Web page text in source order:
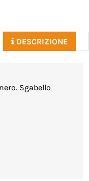
DESCRIZIONE
Sgabello